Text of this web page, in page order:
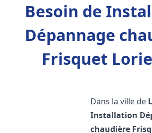
Besoin de
Dépannage
Frisquet
Dans la ville de
Installation
chaudière